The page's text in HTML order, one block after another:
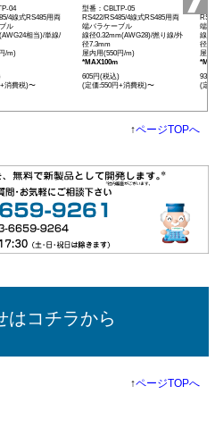
04
4線式RS485用両
ル
相当)/単線/
/m)
消費税)〜
型番：CBLTP-05
RS422/RS485/4線式RS485用両
端バラケーブル
線径0.32mm(AWG28)/撚り線/外
径7.3mm
屋内用(550円/m)
*MAX100m
605円(税込)
(定価:550円+消費税)〜
端
線
径
屋
935
(定
↑ページTOPへ
はコチラから
↑ページTOPへ